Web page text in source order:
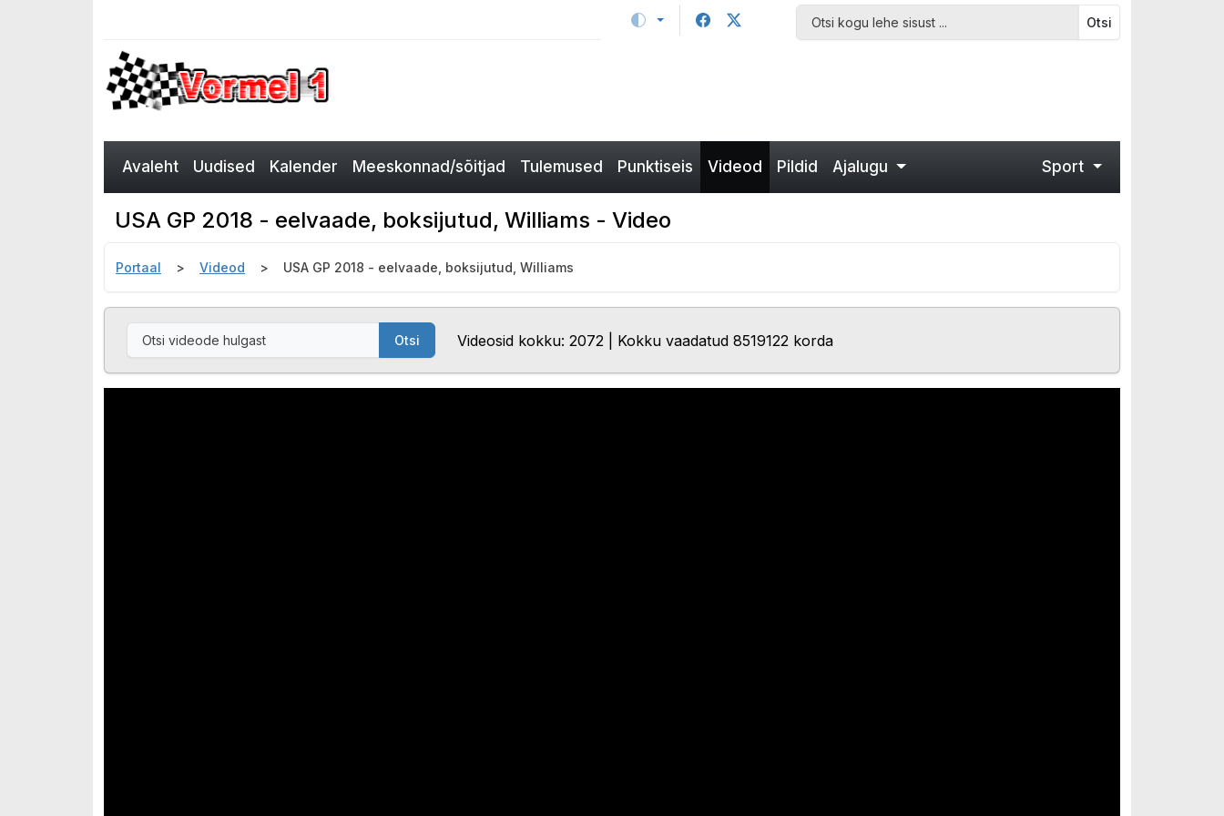
Otsi
Avaleht Uudised Kalender Meeskonnad/sõitjad Tulemused Punktiseis Videod Pildid Ajalugu Sport
USA GP 2018 - eelvaade, boksijutud, Williams - Video
Portaal Videod USA GP 2018 - eelvaade, boksijutud, Williams
Otsi Videosid kokku: 2072 | Kokku vaadatud 8519122 korda